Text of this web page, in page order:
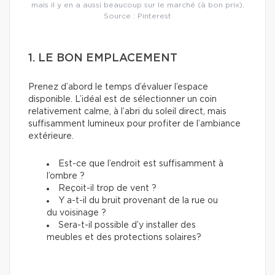
mais il y en a aussi beaucoup sur le marché (à bon prix).
Source : Pinterest
1. LE BON EMPLACEMENT
Prenez d’abord le temps d’évaluer l’espace
disponible. L’idéal est de sélectionner un coin
relativement calme, à l’abri du soleil direct, mais
suffisamment lumineux pour profiter de l’ambiance
extérieure.
Est-ce que l’endroit est suffisamment à
l’ombre ?
Reçoit-il trop de vent ?
Y a-t-il du bruit provenant de la rue ou
du voisinage ?
Sera-t-il possible d’y installer des
meubles et des protections solaires?